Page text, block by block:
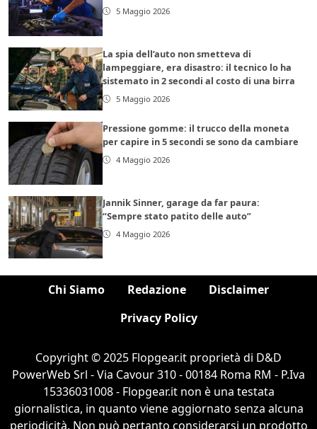
5 Maggio 2026
La spia dell’auto non smetteva di
lampeggiare, era disastro: il tecnico lo ha
sistemato in 2 secondi al costo di una birra
5 Maggio 2026
Pressione gomme: il trucco della moneta
per capire in 5 secondi se sono da cambiare
4 Maggio 2026
Jannik Sinner, garage da far paura:
“Sempre stato patito delle auto”
4 Maggio 2026
Chi Siamo Redazione
Disclaimer
Privacy Policy
Copyright © 2025 Flopgear.it proprietà di D&D
PowerWeb Srl - Via Cavour 310 - 00184 Roma RM - P.Iva
15336031008 - Flopgear.it non è una testata
giornalistica, in quanto viene aggiornato senza alcuna
periodicità. Non può pertanto considerarsi un prodotto